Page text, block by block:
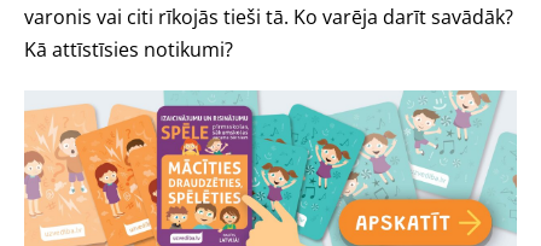
varonis vai citi rīkojās tieši tā. Ko varēja darīt savādāk?
Kā attīstīsies notikumi?